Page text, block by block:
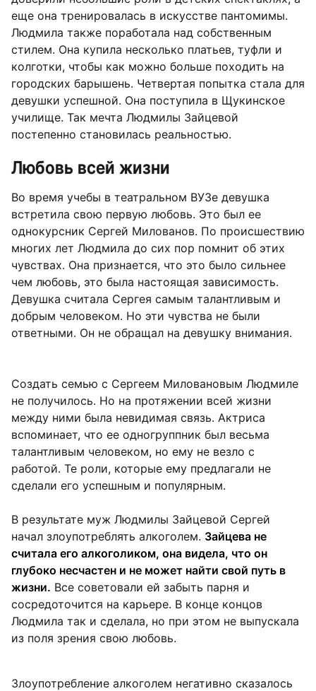
еще она тренировалась в искусстве пантомимы.
Людмила также поработала над собственным
стилем. Она купила несколько платьев, туфли и
колготки, чтобы как можно больше походить на
городских барышень. Четвертая попытка стала для
девушки успешной. Она поступила в Щукинское
училище. Так мечта Людмилы Зайцевой
постепенно становилась реальностью.
Любовь всей жизни
Во время учебы в театральном ВУЗе девушка
встретила свою первую любовь. Это был ее
однокурсник Сергей Милованов. По происшествию
многих лет Людмила до сих пор помнит об этих
чувствах. Она признается, что это было сильнее
чем любовь, это была настоящая зависимость.
Девушка считала Сергея самым талантливым и
добрым человеком. Но эти чувства не были
ответными. Он не обращал на девушку внимания.
Создать семью с Сергеем Миловановым Людмиле
не получилось. Но на протяжении всей жизни
между ними была невидимая связь. Актриса
вспоминает, что ее одногруппник был весьма
талантливым человеком, но ему не везло с
работой. Те роли, которые ему предлагали не
сделали его успешным и популярным.
В результате муж Людмилы Зайцевой Сергей
начал злоупотреблять алкоголем. Зайцева не
считала его алкоголиком, она видела, что он
глубоко несчастен и не может найти свой путь в
жизни. Все советовали ей забыть парня и
сосредоточится на карьере. В конце концов
Людмила так и сделала, но при этом не выпускала
из поля зрения свою любовь.
Злоупотребление алкоголем негативно сказалось